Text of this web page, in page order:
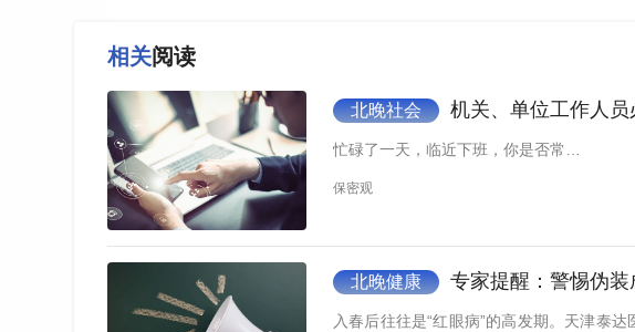
相关阅读
北晚社会 机关、单位工作人员必看
忙碌了一天，临近下班，你是否常…
保密观
北晚健康 专家提醒：警惕伪装
入春后往往是“红眼病”的高发期。天津泰